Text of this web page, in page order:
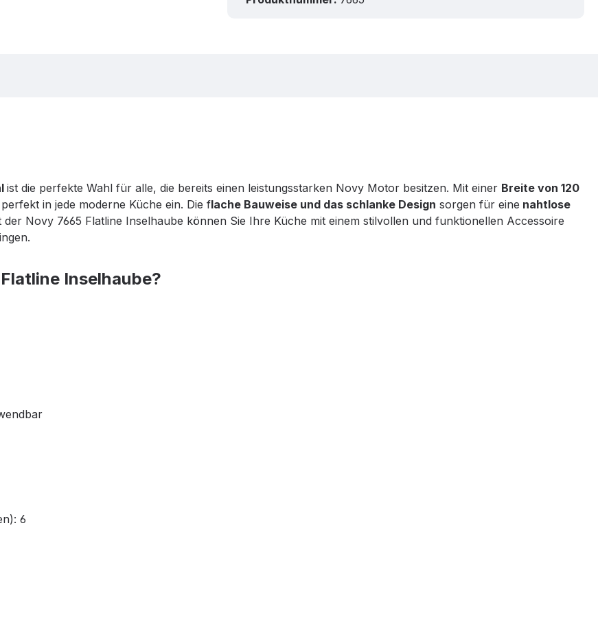
ist die perfekte Wahl für alle, die bereits einen leistungsstarken Novy Motor besitzen. Mit einer Breite von 120
in jede moderne Küche ein. Die flache Bauweise und das schlanke Design sorgen für eine nahtlose
der Novy 7665 Flatline Inselhaube können Sie Ihre Küche mit einem stilvollen und funktionellen Accessoire
Inselhaube?
6